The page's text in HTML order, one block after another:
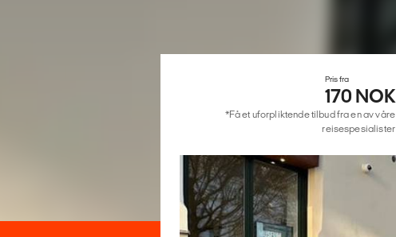
Pris fra
170 NOK
*Få et uforpliktende tilbud fra en av våre
reisespesialister